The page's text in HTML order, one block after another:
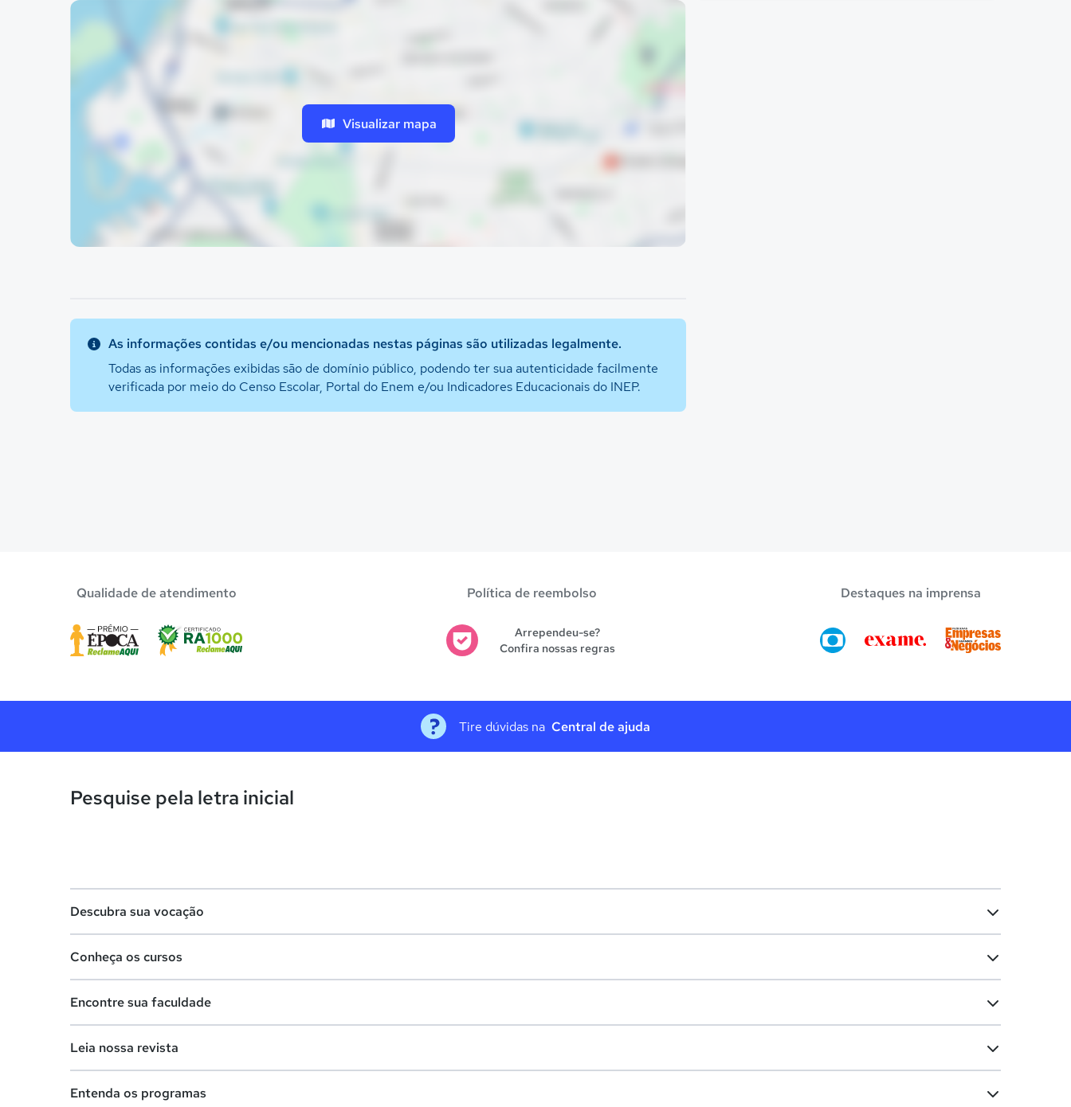
Visualizar mapa
As informações contidas e/ou mencionadas nestas páginas são utilizadas legalmente.
Todas as informações exibidas são de domínio público, podendo ter sua autenticidade facilmente
verificada por meio do Censo Escolar, Portal do Enem e/ou Indicadores Educacionais do INEP.
Qualidade de atendimento Política de reembolso
Arrependeu-se?
Confira nossas regras
Destaques na imprensa
Tire dúvidas na Central de ajuda
Pesquise pela letra inicial
Descubra sua vocação
Lista de profissões
Conheça os cursos
Cursos de graduação
Encontre sua faculdade
Faculdades na sua cidade
Leia nossa revista
Entenda os programas